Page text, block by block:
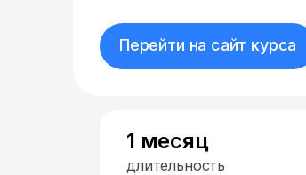
Перейти на сайт курса
1 месяц
длительность